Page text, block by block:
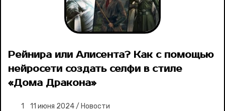
Рейнира или Алисента? Как с помощью
нейросети создать селфи в стиле
«Дома Дракона»
1 11 июня 2024/ Новости